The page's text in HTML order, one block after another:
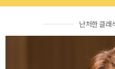
난처한 클래